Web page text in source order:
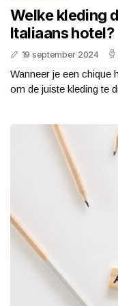
Welke kleding
Italiaans hotel?
19 september 2024
Wanneer je een chique
om de juiste kleding te